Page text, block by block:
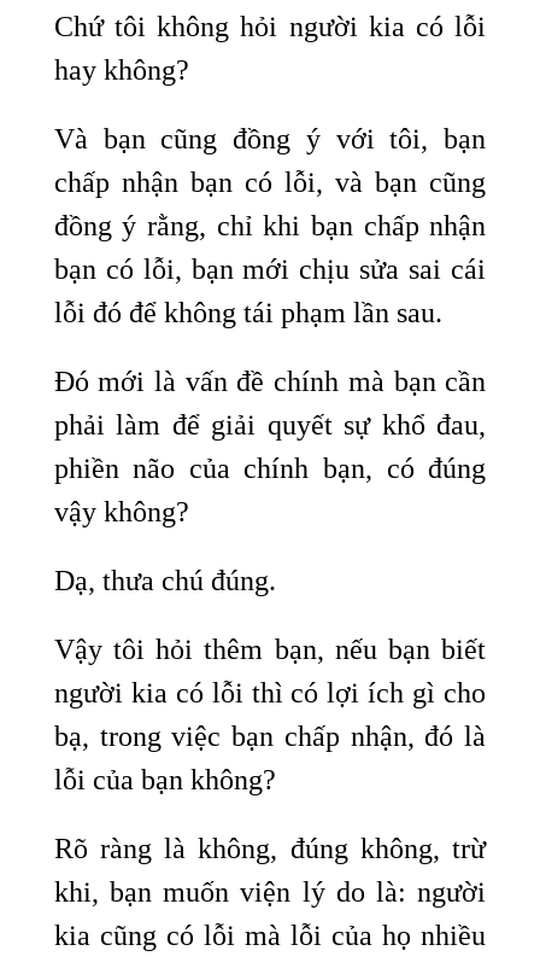
Chứ tôi không hỏi người kia có lỗi
hay không?
Và bạn cũng đồng ý với tôi, bạn
chấp nhận bạn có lỗi, và bạn cũng
đồng ý rằng, chỉ khi bạn chấp nhận
bạn có lỗi, bạn mới chịu sửa sai cái
lỗi đó để không tái phạm lần sau.
Đó mới là vấn đề chính mà bạn cần
phải làm để giải quyết sự khổ đau,
phiền não của chính bạn, có đúng
vậy không?
Dạ, thưa chú đúng.
Vậy tôi hỏi thêm bạn, nếu bạn biết
người kia có lỗi thì có lợi ích gì cho
bạ, trong việc bạn chấp nhận, đó là
lỗi của bạn không?
Rõ ràng là không, đúng không, trừ
khi, bạn muốn viện lý do là: người
kia cũng có lỗi mà lỗi của họ nhiều